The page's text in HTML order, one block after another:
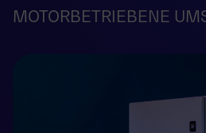
MOTORBETRIEBENE